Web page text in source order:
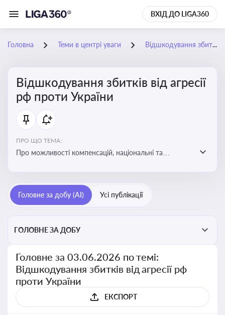
ВХІД ДО LIGA360
Головна Теми в центрі уваги Відшкодування збитків від агресії рф проти України
Відшкодування збитків від агресії
рф проти України
ПРО ЩО ТЕМА:
Про можливості компенсацій, національні та
Головне за добу (AI) Усі публікації
ГОЛОВНЕ ЗА ДОБУ
Головне за 03.06.2026 по темі:
Відшкодування збитків від агресії рф
проти України
ЕКСПОРТ